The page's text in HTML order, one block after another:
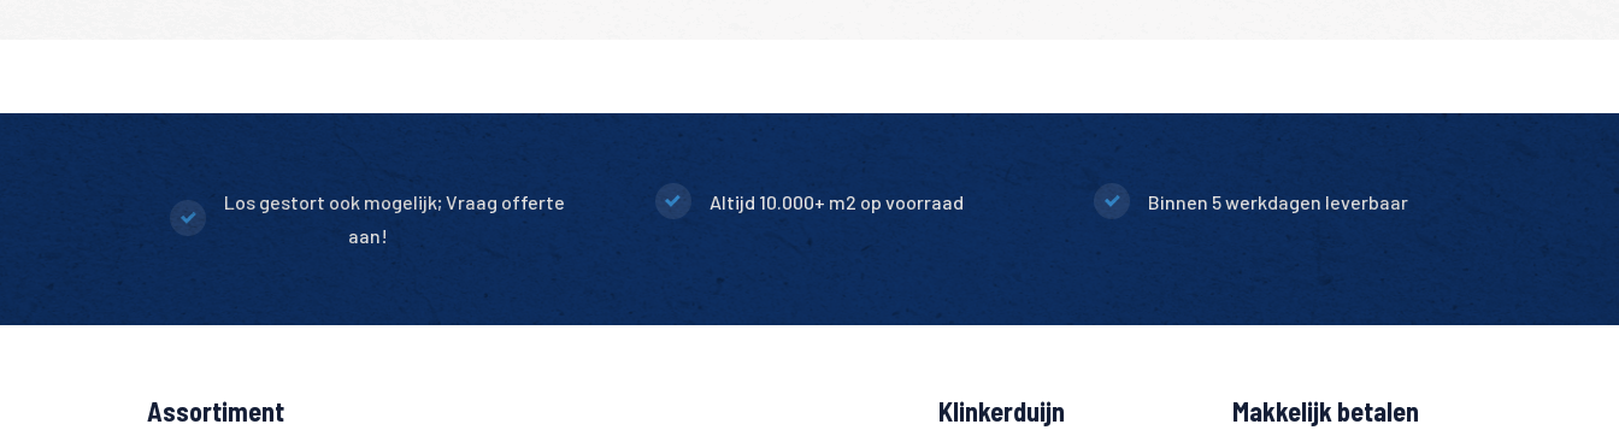
Altijd 10.000+ m2 op voorraad
Los gestort ook mogelijk; Vraag offerte
aan!
Altijd 10.000+ m2 op voorraad Binnen 5 werkdagen leverbaar
Assortiment Klinkerduijn Makkelijk betalen